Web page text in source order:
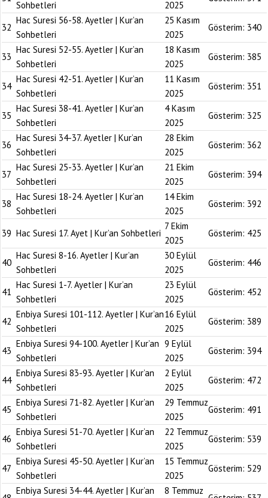
Sohbetleri
2025
32
Hac Suresi 56-58. Ayetler | Kur’an
Sohbetleri
25 Kasım
2025
Gösterim: 340
33
Hac Suresi 52-55. Ayetler | Kur’an
Sohbetleri
18 Kasım
2025
Gösterim: 385
34
Hac Suresi 42-51. Ayetler | Kur’an
Sohbetleri
11 Kasım
2025
Gösterim: 351
35
Hac Suresi 38-41. Ayetler | Kur’an
Sohbetleri
4 Kasım
2025
Gösterim: 325
36
Hac Suresi 34-37. Ayetler | Kur’an
Sohbetleri
28 Ekim
2025
Gösterim: 362
37
Hac Suresi 25-33. Ayetler | Kur’an
Sohbetleri
21 Ekim
2025
Gösterim: 394
38
Hac Suresi 18-24. Ayetler | Kur’an
Sohbetleri
14 Ekim
2025
Gösterim: 392
39 Hac Suresi 17. Ayet | Kur’an Sohbetleri
7 Ekim
2025
Gösterim: 425
40
Hac Suresi 8-16. Ayetler | Kur’an
Sohbetleri
30 Eylül
2025
Gösterim: 446
41
Hac Suresi 1-7. Ayetler | Kur’an
Sohbetleri
23 Eylül
2025
Gösterim: 452
42
Enbiya Suresi 101-112. Ayetler | Kur’an
Sohbetleri
16 Eylül
2025
Gösterim: 389
43
Enbiya Suresi 94-100. Ayetler | Kur’an
Sohbetleri
9 Eylül
2025
Gösterim: 394
44
Enbiya Suresi 83-93. Ayetler | Kur’an
Sohbetleri
2 Eylül
2025
Gösterim: 472
45
Enbiya Suresi 71-82. Ayetler | Kur’an
Sohbetleri
29 Temmuz
2025
Gösterim: 491
46
Enbiya Suresi 51-70. Ayetler | Kur’an
Sohbetleri
22 Temmuz
2025
Gösterim: 539
47
Enbiya Suresi 45-50. Ayetler | Kur’an
Sohbetleri
15 Temmuz
2025
Gösterim: 529
Enbiya Suresi 34-44. Ayetler | Kur’an 8 Temmuz